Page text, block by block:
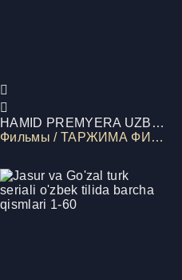
HAMID PREMYERA UZBEK O'ZBEK TILIDA HIND KINO
Фильмы / ТАРЖИМА ФИЛМЛАР